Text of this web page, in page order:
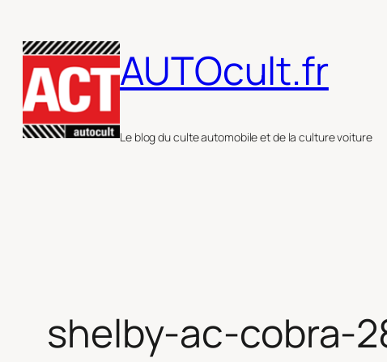
au
contenu
AUTOcult.fr
Le blog du culte automobile et de la culture voiture
shelby-ac-cobra-